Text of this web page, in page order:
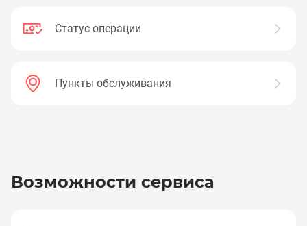
Статус операции
Пункты обслуживания
Возможности сервиса